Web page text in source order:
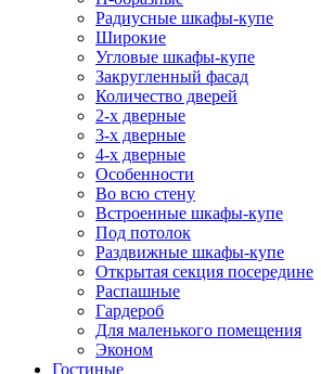
Радиусные шкафы-купе
Широкие
Угловые шкафы-купе
Закругленный фасад
Количество дверей
2-х дверные
3-х дверные
4-х дверные
Особенности
Во всю стену
Встроенные шкафы-купе
Под потолок
Раздвижные шкафы-купе
Открытая секция посередине
Распашные
Гардероб
Для маленького помещения
Эконом
Гостиные